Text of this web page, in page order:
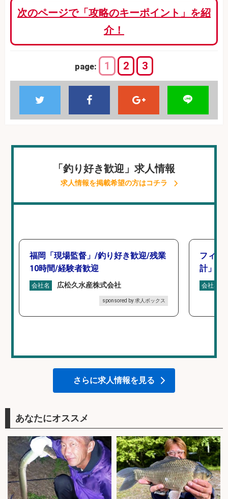
次のページで「攻略のキーポイント」を紹
介！
page: 1 2 3
「釣り好き歓迎」求人情報
求人情報を掲載希望の方はコチラ
福岡「現場監督」/釣り好き歓迎/残業
10時間/経験者歓迎
会社名 広松久水産株式会社
sponsored by 求人ボックス
フィッ
計」
会社名
さらに求人情報を見る
あなたにオススメ